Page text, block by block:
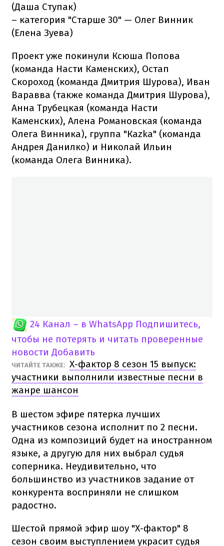
(Даша Ступак)
– категория "Старше 30" — Олег Винник
(Елена Зуева)
Проект уже покинули Ксюша Попова
(команда Насти Каменских), Остап
Скороход (команда Дмитрия Шурова), Иван
Варавва (также команда Дмитрия Шурова),
Анна Трубецкая (команда Насти
Каменских), Алена Романовская (команда
Олега Винника), группа "Каzkа" (команда
Андрея Данилко) и Николай Ильин
(команда Олега Винника).
24 Канал – в WhatsApp Подпишитесь,
чтобы не потерять и читать проверенные
новости Добавить
ЧИТАЙТЕ ТАКЖЕ: Х-фактор 8 сезон 15 выпуск:
участники выполнили известные песни в
жанре шансон
В шестом эфире пятерка лучших
участников сезона исполнит по 2 песни.
Одна из композиций будет на иностранном
языке, а другую для них выбрал судья
соперника. Неудивительно, что
большинство из участников задание от
конкурента восприняли не слишком
радостно.
Шестой прямой эфир шоу "Х-фактор" 8
сезон своим выступлением украсит судья